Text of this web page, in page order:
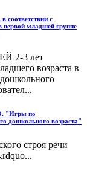
соответствии с
младшей группе
2-3 лет
возраста в
"Игры по
дошкольного возраста"
строя речи